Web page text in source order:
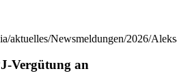
aktuelles/Newsmeldungen/2026/
Vergütung an